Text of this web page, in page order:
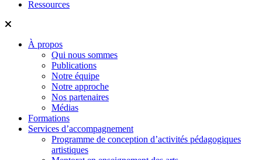
Ressources
À propos
Qui nous sommes
Publications
Notre équipe
Notre approche
Nos partenaires
Médias
Formations
Services d’accompagnement
Programme de conception d’activités pédagogiques
artistiques